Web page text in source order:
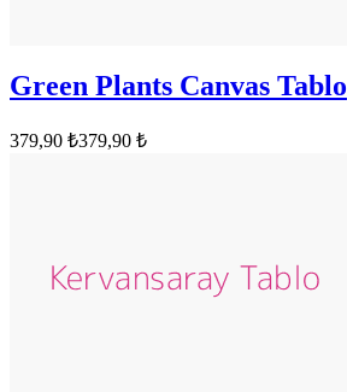
Green Plants Canvas Tablo
379,90 ₺379,90 ₺